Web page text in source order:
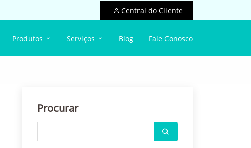
Central do Cliente
Produtos Serviços Blog Fale Conosco
Procurar